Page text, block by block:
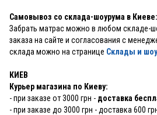
Самовывоз со склада-шоурума в Киеве:
Забрать матрас можно в любом складе-
заказа на сайте и согласования с
склада можно на странице Склады и
КИЕВ
Курьер магазина по Киеву:
- при заказе от 3000 грн - доставка
- при заказе до 3000 грн - доставка 600